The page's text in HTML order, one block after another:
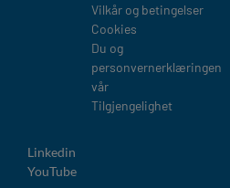
Vilkår og betingelser
Cookies
Du og
personvernerklæringen
vår
Tilgjengelighet
Linkedin
YouTube